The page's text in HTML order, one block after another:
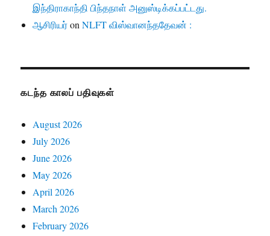
இந்திராகாந்தி பிந்தநாள் அனுஸ்டிக்கப்பட்டது.
ஆசிரியர்onNLFT விஸ்வானந்ததேவன் :
கடந்த காலப் பதிவுகள்
August 2026
July 2026
June 2026
May 2026
April 2026
March 2026
February 2026